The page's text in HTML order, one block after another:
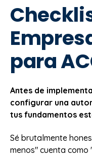
para
Antes de
configurar una
tus fundamentos
Sé brutalmente
menos" cuenta como